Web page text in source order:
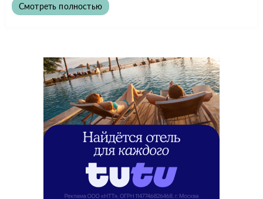
Смотреть полностью